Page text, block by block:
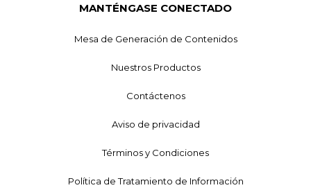
MANTÉNGASE CONECTADO
Mesa de Generación de Contenidos
Nuestros Productos
Contáctenos
Aviso de privacidad
Términos y Condiciones
Política de Tratamiento de Información